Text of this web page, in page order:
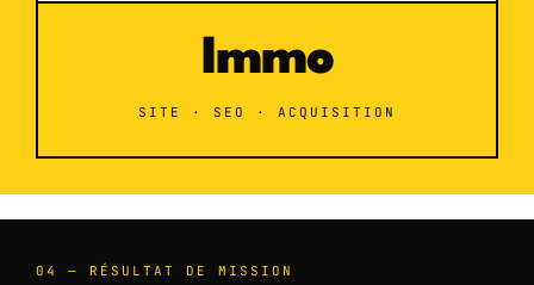
Immo
SITE · SEO · ACQUISITION
04 — RÉSULTAT DE MISSION